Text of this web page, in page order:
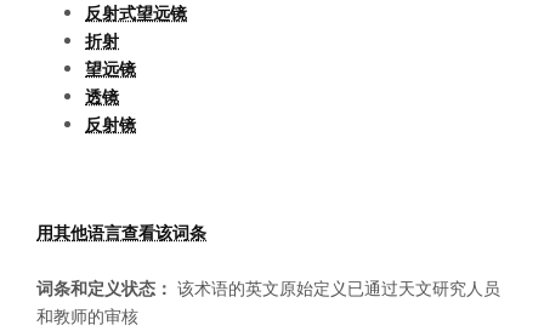
反射式望远镜
折射
望远镜
透镜
反射镜
用其他语言查看该词条
词条和定义状态： 该术语的英文原始定义已通过天文研究人员
和教师的审核